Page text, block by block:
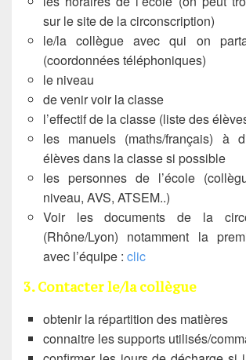
sur le site de la circonscription)
le/la collègue avec qui on
(coordonnées téléphoniques)
le niveau
de venir voir la classe
l’effectif de la classe (liste des
les manuels (maths/français) à
élèves dans la classe si possible
les personnes de l’école
niveau, AVS, ATSEM..)
Voir les documents de la
(Rhône/Lyon) notamment la
avec l’équipe : clic
3. Contacter le/la collègue
obtenir la répartition des matières
connaitre les supports utilisés/